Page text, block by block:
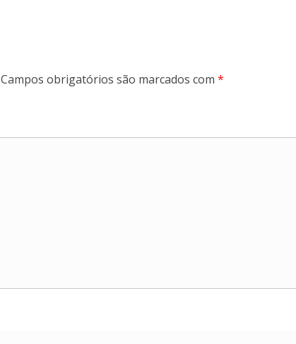
Campos obrigatórios são marcados com *